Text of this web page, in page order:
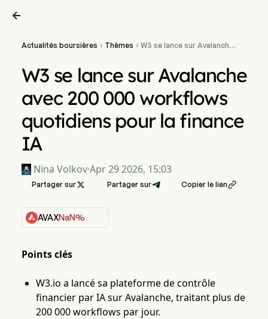

Actualités boursières  Thèmes  W3 se lance sur Avalanche
IA
W3 se lance sur Avalanche
avec 200 000 workflows
quotidiens pour la finance
IA
Nina Volkov·Apr 29 2026, 15:03
Partager sur Partager sur Copier le lien
AVAXNaN%
Points clés
W3.io a lancé sa plateforme de contrôle
financier par IA sur Avalanche, traitant plus de
200 000 workflows par jour.